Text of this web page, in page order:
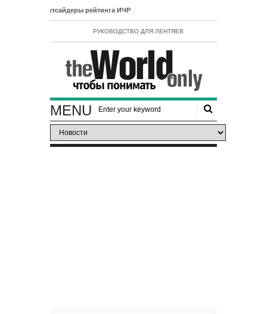
рейтинга ИЧР
РУКОВОДСТВО ДЛЯ ЛЕНТЯЕВ
MENU